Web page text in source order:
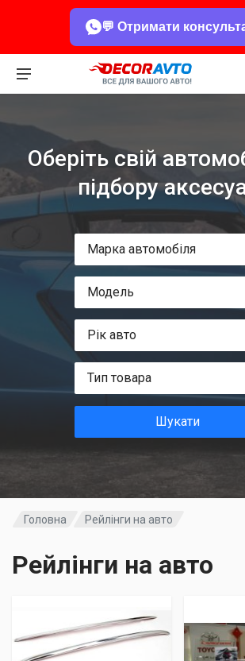
💬 Отримати
Оберіть свій
підбору
Марка автомобіля
Модель
Рік авто
Тип товара
Шукати
Головна Рейлінги на авто
Рейлінги на авто